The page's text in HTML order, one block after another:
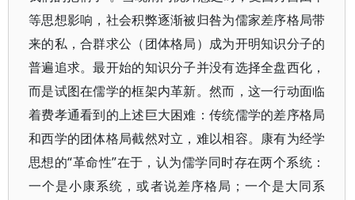
等思想影响，社会积弊逐渐被归咎为儒家差序格局带
来的私，合群求公（团体格局）成为开明知识分子的
普遍追求。最开始的知识分子并没有选择全盘西化，
而是试图在儒学的框架内革新。然而，这一行动面临
着费孝通看到的上述巨大困难：传统儒学的差序格局
和西学的团体格局截然对立，难以相容。康有为经学
思想的“革命性”在于，认为儒学同时存在两个系统：
一个是小康系统，或者说差序格局；一个是大同系